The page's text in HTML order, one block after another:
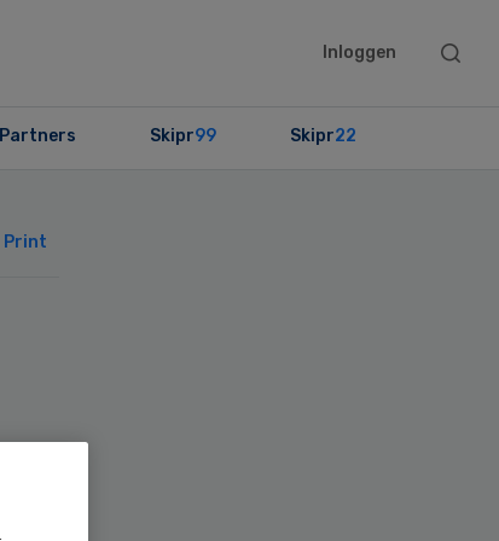
Inloggen
Search
Partners Skipr99 Skipr22
Print